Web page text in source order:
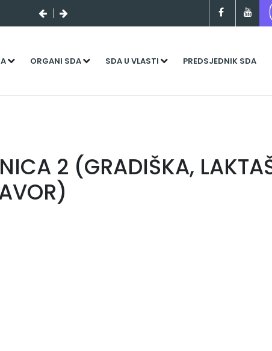
ORGANI SDA SDA U VLASTI PREDSJEDNIK SDA
2 (GRADIŠKA,